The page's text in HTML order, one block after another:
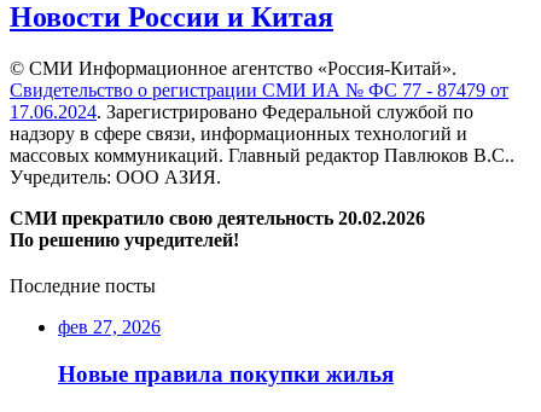
Новости России и Китая
© СМИ Информационное агентство «Россия-Китай».
Свидетельство о регистрации СМИ ИА № ФС 77 - 87479 от
17.06.2024. Зарегистрировано Федеральной службой по
надзору в сфере связи, информационных технологий и
массовых коммуникаций. Главный редактор Павлюков В.С..
Учредитель: ООО АЗИЯ.
СМИ прекратило свою деятельность 20.02.2026
По решению учредителей!
Последние посты
фев 27, 2026
Новые правила покупки жилья